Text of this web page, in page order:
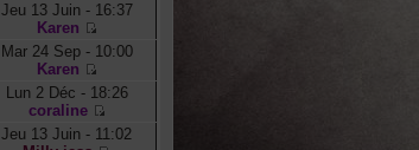
Jeu 13 Juin - 16:37
Karen
Mar 24 Sep - 10:00
Karen
Lun 2 Déc - 18:26
coraline
Jeu 13 Juin - 11:02